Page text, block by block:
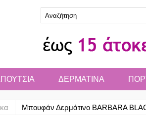
ΔΕΡΜΑΤΙΝΑ
Μπουφάν Δερμάτινο BARBARA